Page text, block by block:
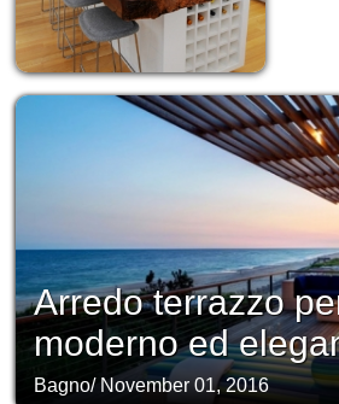
Arredo terrazzo
moderno ed
Bagno/ November 01, 2016